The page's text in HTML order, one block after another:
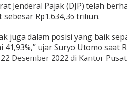
Jenderal Pajak (DJP) telah
Rp1.634,36 triliun.
juga dalam posisi yang baik
ujar Suryo Utomo saat
Desember 2022 di Kantor